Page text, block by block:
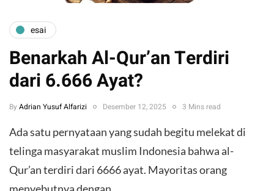
esai
Benarkah Al-Qur’an Terdiri
dari 6.666 Ayat?
By Adrian Yusuf Alfarizi Desember 12, 2025 3 Mins read
Ada satu pernyataan yang sudah begitu melekat di
telinga masyarakat muslim Indonesia bahwa al-
Qur’an terdiri dari 6666 ayat. Mayoritas orang